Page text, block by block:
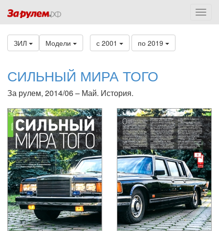
ЗИЛ Модели с 2001 по 2019
СИЛЬНЫЙ МИРА ТОГО
За рулем, 2014/06 – Май. История.